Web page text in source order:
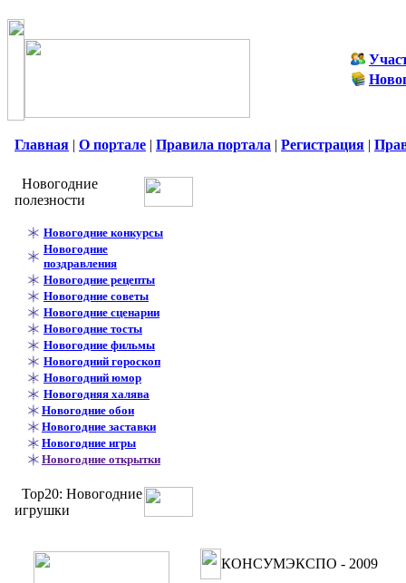
Главная | О портале | Правила портала | Регистрация |
Новогодние
полезности
Новогодние конкурсы
Новогодние
поздравления
Новогодние рецепты
Новогодние советы
Новогодние сценарии
Новогодние тосты
Новогодние фильмы
Новогодний гороскоп
Новогодний юмор
Новогодняя халява
Новогодние обои
Новогодние заставки
Новогодние игры
Новогодние открытки
Top20: Новогодние
игрушки
КОНСУМЭКСПО - 2009